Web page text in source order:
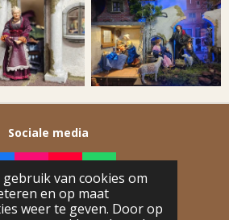
van cookies om
en op maat
weer te geven. Door op
Sociale media
I
N
S
Y
O
U
W
H
A